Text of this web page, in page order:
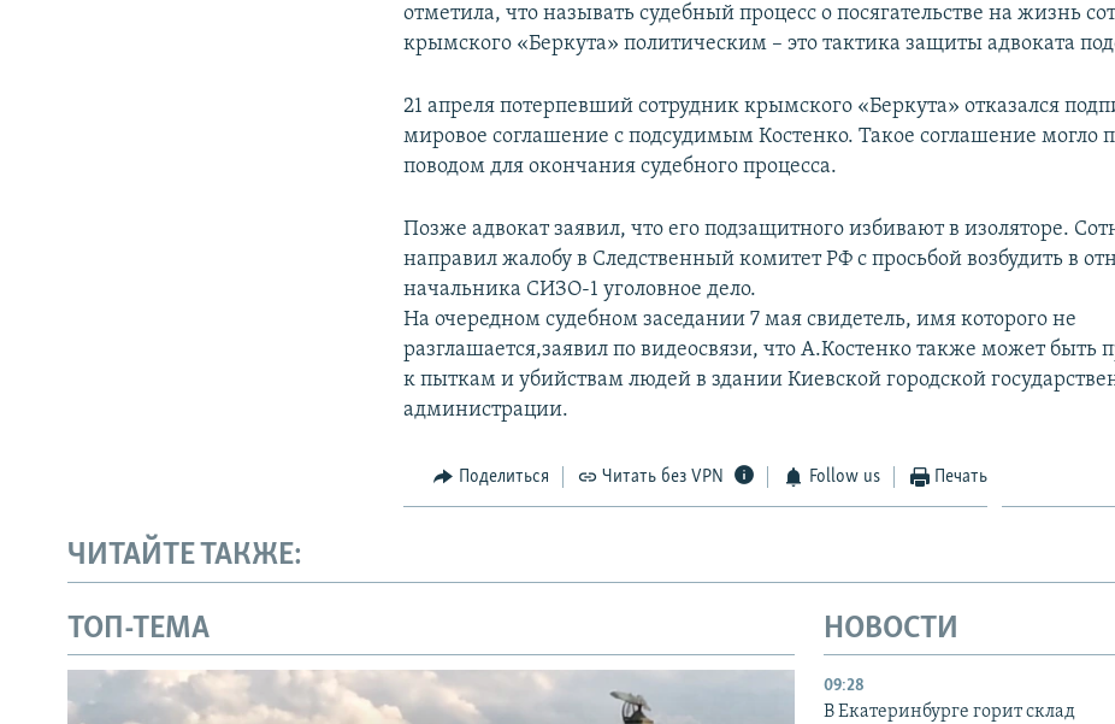
отметила, что называть судебный процесс о посягательстве на жизнь
крымского «Беркута» политическим – это тактика защиты адвоката
21 апреля потерпевший сотрудник крымского «Беркута» отказался
мировое соглашение с подсудимым Костенко. Такое соглашение могло
поводом для окончания судебного процесса.
Позже адвокат заявил, что его подзащитного избивают в изоляторе.
направил жалобу в Следственный комитет РФ с просьбой возбудить в
начальника СИЗО-1 уголовное дело.
На очередном судебном заседании 7 мая свидетель, имя которого не
разглашается,заявил по видеосвязи, что А.Костенко также может быть
к пыткам и убийствам людей в здании Киевской городской
администрации.
Поделиться Читать без VPN Follow us Печать
ЧИТАЙТЕ ТАКЖЕ:
ТОП-ТЕМА НОВОСТИ
09:28
В Екатеринбурге горит склад